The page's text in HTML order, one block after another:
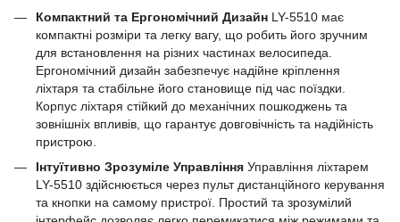
Компактний та Ергономічний Дизайн LY-5510 має
компактні розміри та легку вагу, що робить його зручним
для встановлення на різних частинах велосипеда.
Ергономічний дизайн забезпечує надійне кріплення
ліхтаря та стабільне його становище під час поїздки.
Корпус ліхтаря стійкий до механічних пошкоджень та
зовнішніх впливів, що гарантує довговічність та надійність
пристрою.
Інтуїтивно Зрозуміле Управління Управління ліхтарем
LY-5510 здійснюється через пульт дистанційного керування
та кнопки на самому пристрої. Простий та зрозумілий